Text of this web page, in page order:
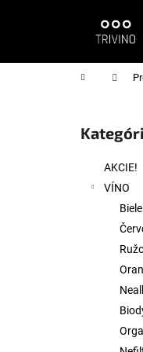
Domov
Preskočiť
kategórie
AKCIE!
VÍNO
í
do
do